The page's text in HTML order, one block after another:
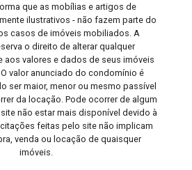
que as mobílias e artigos de
ilustrativos - não fazem parte do
casos de imóveis mobiliados. A
o direito de alterar qualquer
aos valores e dados de seus imóveis
valor anunciado do condomínio é
ser maior, menor ou mesmo passível
da locação. Pode ocorrer de algum
não estar mais disponível devido à
feitas pelo site não implicam
venda ou locação de quaisquer
imóveis.